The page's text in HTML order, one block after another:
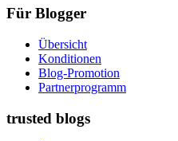
Für Blogger
Übersicht
Konditionen
Blog-Promotion
Partnerprogramm
trusted blogs